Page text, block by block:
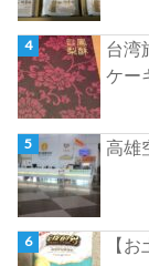
台湾
ケー
高雄
【